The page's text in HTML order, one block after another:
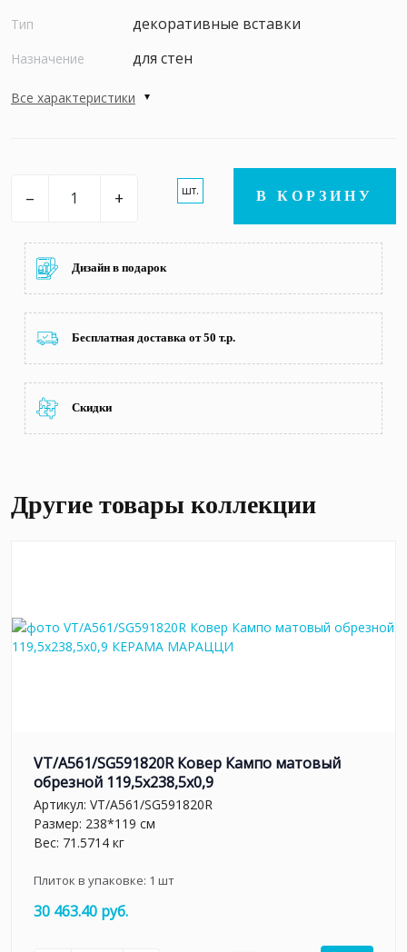
Тип декоративные вставки
Назначение для стен
Все характеристики
– + шт. В КОРЗИНУ
Дизайн в подарок
Бесплатная доставка от 50 т.р.
Скидки
Другие товары коллекции
VT/A561/SG591820R Ковер Кампо матовый
обрезной 119,5х238,5х0,9
Артикул: VT/A561/SG591820R
Размер: 238*119 см
Вес: 71.5714 кг
Плиток в упаковке: 1 шт
30 463.40 руб.